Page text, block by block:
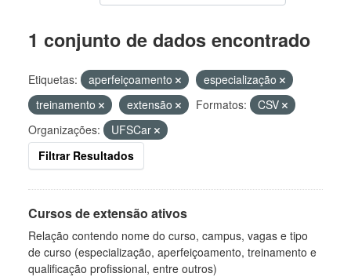
1 conjunto de dados encontrado
Etiquetas: aperfeiçoamento
especialização
treinamento
extensão Formatos:
CSV
Organizações:
UFSCar
Filtrar Resultados
Cursos de extensão ativos
Relação contendo nome do curso, campus, vagas e tipo
de curso (especialização, aperfeiçoamento, treinamento e
qualificação profissional, entre outros)